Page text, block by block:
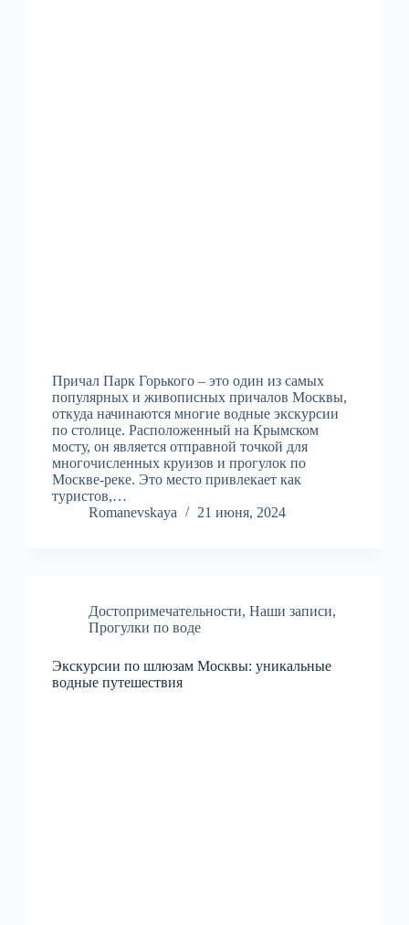
Причал Парк Горького – это один из самых
популярных и живописных причалов Москвы,
откуда начинаются многие водные экскурсии
по столице. Расположенный на Крымском
мосту, он является отправной точкой для
многочисленных круизов и прогулок по
Москве-реке. Это место привлекает как
туристов,…
Romanevskaya
21 июня, 2024
Достопримечательности, Наши записи,
Прогулки по воде
Экскурсии по шлюзам Москвы: уникальные
водные путешествия